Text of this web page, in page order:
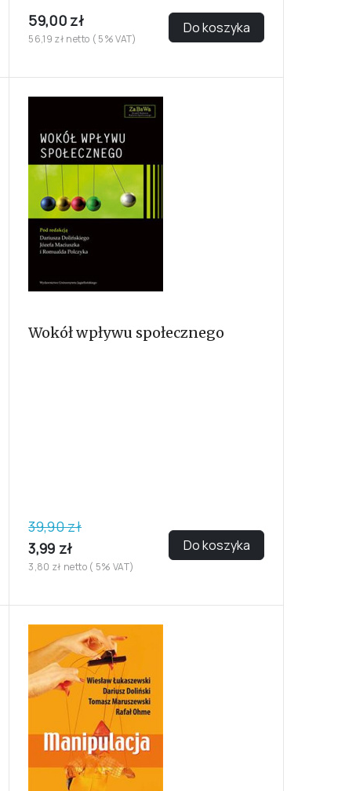
59,00 zł
56,19 zł netto ( 5% VAT)
Do koszyka
Wokół wpływu społecznego
39,90 zł
3,99 zł
3,80 zł netto ( 5% VAT)
Do koszyka